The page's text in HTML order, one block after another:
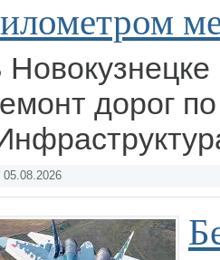
дорог
05.08.2026